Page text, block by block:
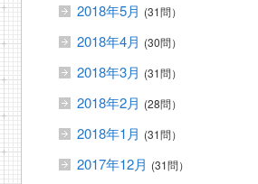
2018年5月 (31問）
2018年4月 (30問）
2018年3月 (31問）
2018年2月 (28問）
2018年1月 (31問）
2017年12月 (31問）